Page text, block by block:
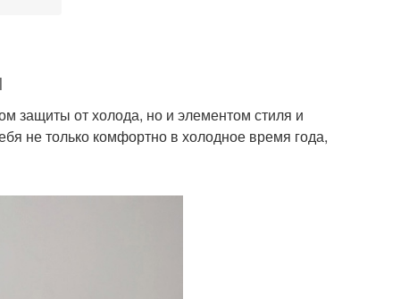
защиты от холода, но и элементом стиля и
не только комфортно в холодное время года,